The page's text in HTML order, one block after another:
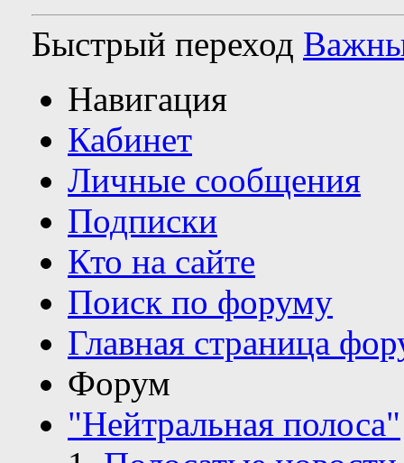
Быстрый переход
Навигация
Кабинет
Личные сообщения
Подписки
Кто на сайте
Поиск по форуму
Главная страница
Форум
"Нейтральная полоса"